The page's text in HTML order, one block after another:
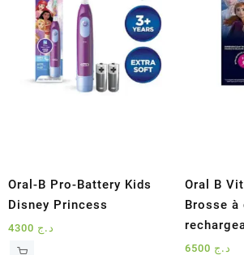
Oral-B Pro-Battery Kids
Disney Princess
د.ج
Oral B
Brosse
د.ج